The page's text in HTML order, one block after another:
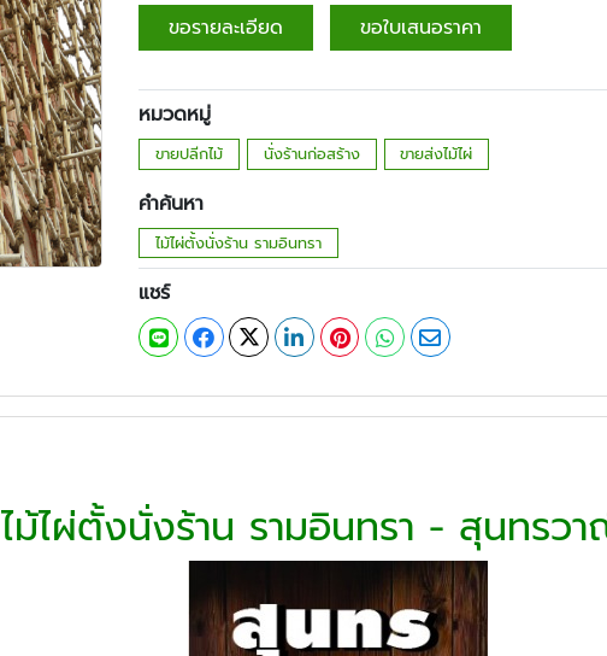
ขอรายละเอียด ขอใบเสนอราคา
หมวดหมู่
ขายปลีกไม้ นั่งร้านก่อสร้าง ขายส่งไม้ไผ่
คำค้นหา
ไม้ไผ่ตั้งนั่งร้าน รามอินทรา
แชร์
ไม้ไผ่ตั้งนั่งร้าน รามอินทรา - สุนทรว